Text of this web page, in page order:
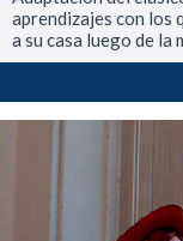
aprendizajes con los
a su casa luego de la